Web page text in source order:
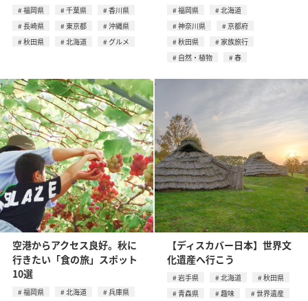
福岡県 千葉県
香川県
長崎県
東京都
沖縄県
秋田県
北海道 グルメ
福岡県
北海道
神奈川県
京都府
秋田県
家族旅行
自然・植物
春
空港からアクセス良好。秋に
行きたい「食の旅」スポット
10選
福岡県 北海道
兵庫県
【ディスカバー日本】世界文
化遺産へ行こう
岩手県 北海道
秋田県
青森県
趣味
世界遺産